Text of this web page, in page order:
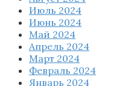
Июль 2024
Июнь 2024
Май 2024
Апрель 2024
Март 2024
Февраль 2024
Январь 2024